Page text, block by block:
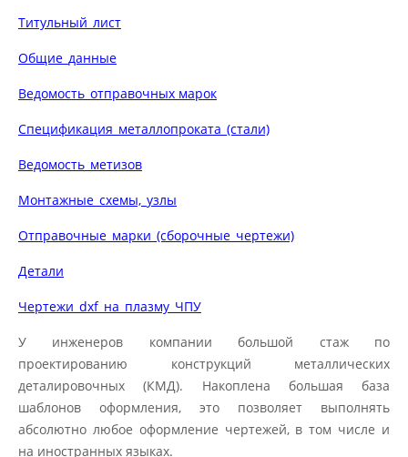
Титульный_лист
Общие_данные
Ведомость_отправочных марок
Спецификация_металлопроката_(стали)
Ведомость_метизов
Монтажные_схемы,_узлы
Отправочные_марки_(сборочные_чертежи)
Детали
Чертежи_dxf_на_плазму_ЧПУ
У инженеров компании большой стаж по
проектированию конструкций металлических
деталировочных (КМД). Накоплена большая база
шаблонов оформления, это позволяет выполнять
абсолютно любое оформление чертежей, в том числе и
на иностранных языках.